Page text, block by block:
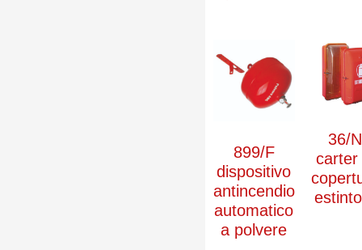
899/F
dispositivo
antincendio
automatico
a polvere
36/N
carter